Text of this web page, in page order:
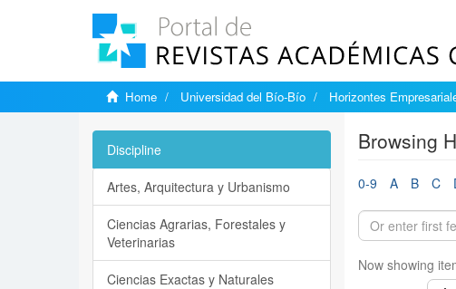
Home Universidad del Bío-Bío Horizontes
Browsing
0-9 A B C
Now showing
Discipline
Artes, Arquitectura y Urbanismo
Ciencias Agrarias, Forestales y
Veterinarias
Ciencias Exactas y Naturales